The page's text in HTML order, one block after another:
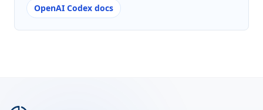
OpenAI Codex docs